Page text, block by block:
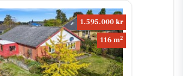
1.595.000 kr
116 m2